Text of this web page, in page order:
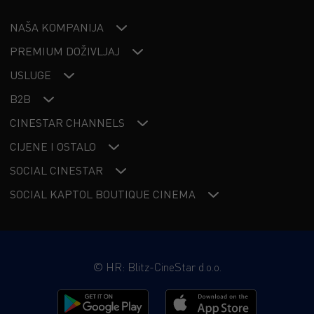
NAŠA KOMPANIJA
PREMIUM DOŽIVLJAJ
USLUGE
B2B
CINESTAR CHANNELS
CIJENE I OSTALO
SOCIAL CINESTAR
SOCIAL KAPTOL BOUTIQUE CINEMA
© HR: Blitz-CineStar d.o.o.